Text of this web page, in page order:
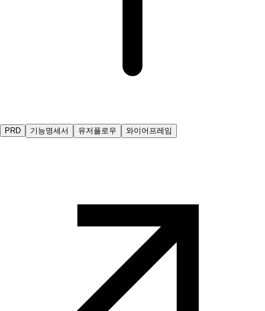
PRD 기능명세서 유저플로우 와이어프레임